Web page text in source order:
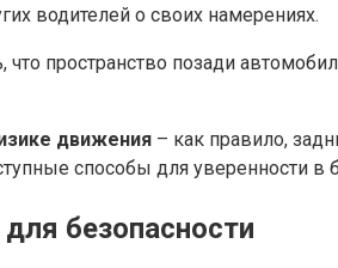
водителей о своих намерениях.
пространство позади
движения – как правило,
способы для уверенности в
безопасности